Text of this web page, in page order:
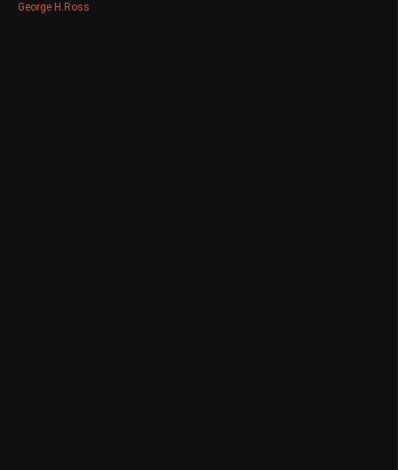
George H.Ross